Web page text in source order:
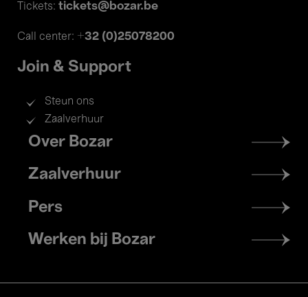
Tickets: tickets@bozar.be
Call center: +32 (0)25078200
Join & Support
Steun ons
Zaalverhuur
Footer
menu
Over Bozar
Zaalverhuur
Pers
Werken bij Bozar